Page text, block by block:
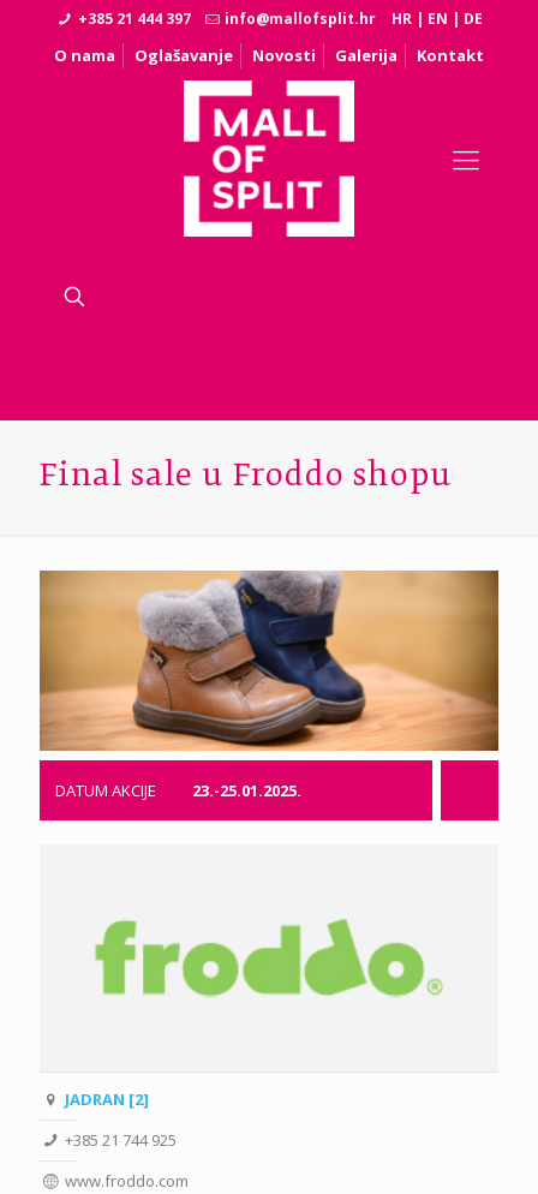
+385 21 444 397 info@mallofsplit.hr HR | EN | DE
O nama Oglašavanje Novosti Galerija Kontakt
Final sale u Froddo shopu
DATUM AKCIJE 23.-25.01.2025.
JADRAN [2]
+385 21 744 925
www.froddo.com